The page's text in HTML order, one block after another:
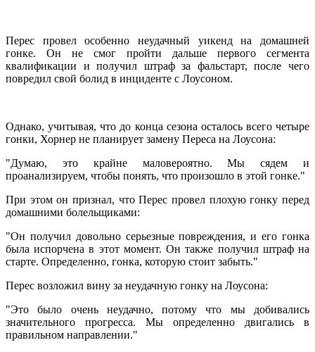
Перес провел особенно неудачный уикенд на домашней
гонке. Он не смог пройти дальше первого сегмента
квалификации и получил штраф за фальстарт, после чего
повредил свой болид в инциденте с Лоусоном.
Однако, учитывая, что до конца сезона осталось всего четыре
гонки, Хорнер не планирует замену Переса на Лоусона:
"Думаю, это крайне маловероятно. Мы сядем и
проанализируем, чтобы понять, что произошло в этой гонке."
При этом он признал, что Перес провел плохую гонку перед
домашними болельщиками:
"Он получил довольно серьезные повреждения, и его гонка
была испорчена в этот момент. Он также получил штраф на
старте. Определенно, гонка, которую стоит забыть."
Перес возложил вину за неудачную гонку на Лоусона:
"Это было очень неудачно, потому что мы добивались
значительного прогресса. Мы определенно двигались в
правильном направлении."